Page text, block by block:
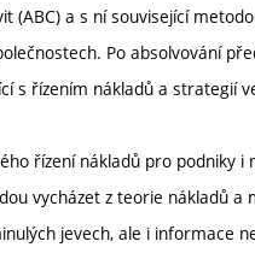
(ABC) a s ní související
Po absolvování
s řízením nákladů a strategií
řízení nákladů pro podniky i
vycházet z teorie nákladů
jevech, ale i informace